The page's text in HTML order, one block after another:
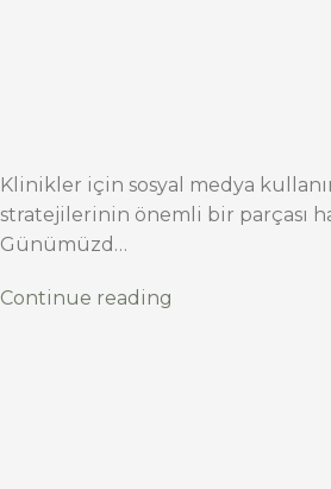
Klinikler için sosyal medya
stratejilerinin önemli bir parçası
Günümüzd…
Continue reading